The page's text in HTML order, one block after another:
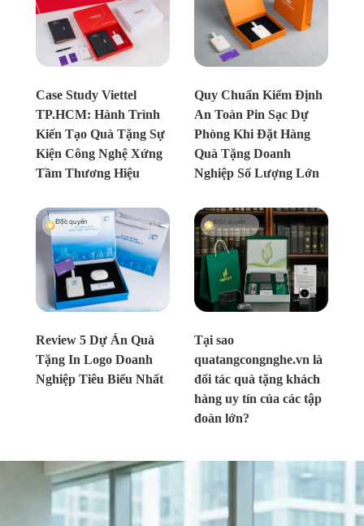
Case Study Viettel
TP.HCM: Hành Trình
Kiến Tạo Quà Tặng Sự
Kiện Công Nghệ Xứng
Tầm Thương Hiệu
Quy Chuẩn Kiểm Định
An Toàn Pin Sạc Dự
Phòng Khi Đặt Hàng
Quà Tặng Doanh
Nghiệp Số Lượng Lớn
Review 5 Dự Án Quà
Tặng In Logo Doanh
Nghiệp Tiêu Biểu Nhất
Độc quyền
Tại sao
quatangcongnghe.vn là
đối tác quà tặng khách
hàng uy tín của các tập
đoàn lớn?
Độc quyền